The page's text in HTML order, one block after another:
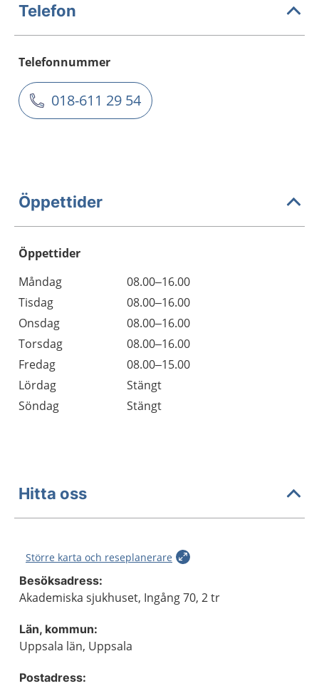
Telefon
Telefonnummer
018-611 29 54
Öppettider
Öppettider
Dag
Öppettider
Kommentarer
Måndag
08.00–16.00
Tisdag
08.00–16.00
Onsdag
08.00–16.00
Torsdag
08.00–16.00
Fredag
08.00–15.00
Lördag
Stängt
Söndag
Stängt
Hitta oss
Större karta och reseplanerare
Besöksadress:
Akademiska sjukhuset, Ingång 70, 2 tr
Län, kommun:
Uppsala län, Uppsala
Postadress: